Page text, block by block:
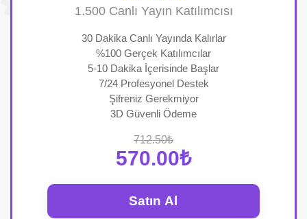
1.500 Canlı Yayın Katılımcısı
30 Dakika Canlı Yayında Kalırlar
%100 Gerçek Katılımcılar
5-10 Dakika İçerisinde Başlar
7/24 Profesyonel Destek
Şifreniz Gerekmiyor
3D Güvenli Ödeme
712.50₺
570.00₺
Satın Al